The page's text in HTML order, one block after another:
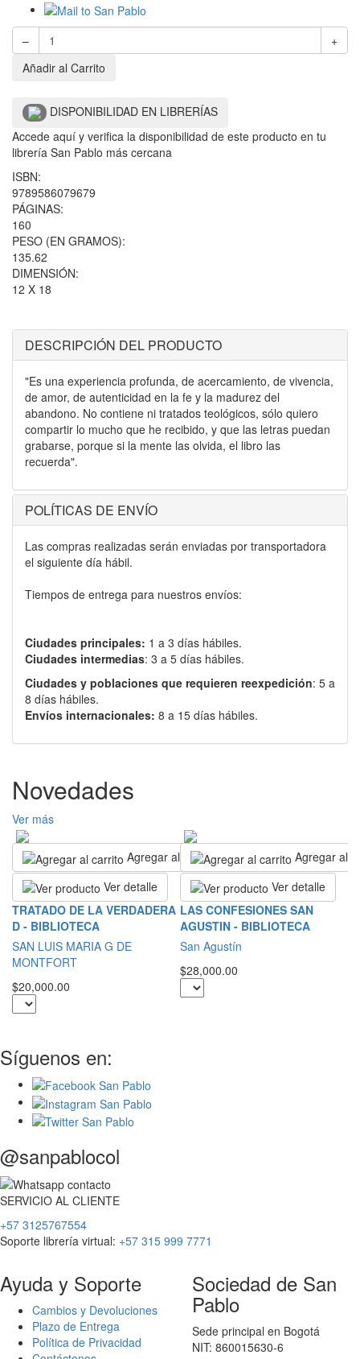
–
+
Añadir al Carrito
DISPONIBILIDAD EN LIBRERÍAS
Accede aquí y verifica la disponibilidad de este producto en tu
librería San Pablo más cercana
ISBN:
9789586079679
PÁGINAS:
160
PESO (EN GRAMOS):
135.62
DIMENSIÓN:
12 X 18
DESCRIPCIÓN DEL PRODUCTO
"Es una experiencia profunda, de acercamiento, de vivencia,
de amor, de autenticidad en la fe y la madurez del
abandono. No contiene ni tratados teológicos, sólo quiero
compartir lo mucho que he recibido, y que las letras puedan
grabarse, porque si la mente las olvida, el libro las
recuerda".
POLÍTICAS DE ENVÍO
Las compras realizadas serán enviadas por transportadora
el siguiente día hábil.
Tiempos de entrega para nuestros envíos:
Ciudades principales: 1 a 3 días hábiles.
Ciudades intermedias: 3 a 5 días hábiles.
Ciudades y poblaciones que requieren reexpedición: 5 a
8 días hábiles.
Envíos internacionales: 8 a 15 días hábiles.
Novedades
Ver más
Agregar al carrito
Ver detalle
TRATADO DE LA VERDADERA
D - BIBLIOTECA
SAN LUIS MARIA G DE
MONTFORT
$20,000.00
Agregar al
Ver detalle
LAS CONFESIONES SAN
AGUSTIN - BIBLIOTECA
San Agustín
$28,000.00
Síguenos en:
@sanpablocol
SERVICIO AL CLIENTE
+57 3125767554
Soporte librería virtual: +57 315 999 7771
Ayuda y Soporte
Cambios y Devoluciones
Plazo de Entrega
Política de Privacidad
Sociedad de San
Pablo
Sede principal en Bogotá
NIT: 860015630-6